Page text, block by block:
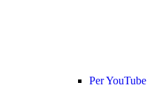
Per YouTube